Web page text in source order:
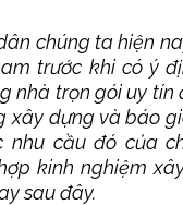
chúng ta hiện
trước khi có ý
nhà trọn gói uy tín
xây dựng và báo
nhu cầu đó của
kinh nghiệm
sau đây.